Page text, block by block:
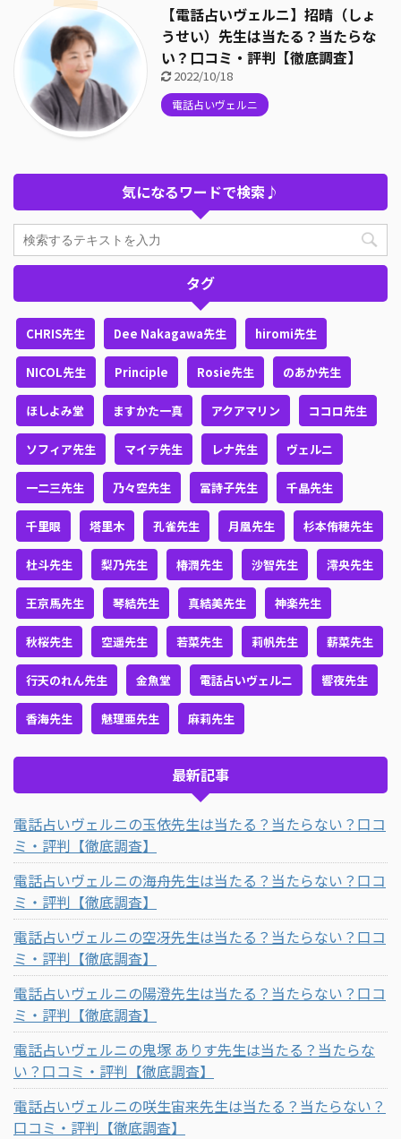
【電話占いヴェルニ】招晴（しょ
うせい）先生は当たる？当たらな
い？口コミ・評判【徹底調査】
2022/10/18
電話占いヴェルニ
気になるワードで検索♪
タグ
CHRIS先生 Dee Nakagawa先生 hiromi先生
NICOL先生 Principle Rosie先生 のあか先生
ほしよみ堂 ますかた一真 アクアマリン ココロ先生
ソフィア先生 マイテ先生 レナ先生 ヴェルニ
一二三先生 乃々空先生 冨詩子先生 千晶先生
千里眼 塔里木 孔雀先生 月凰先生 杉本侑穂先生
杜斗先生 梨乃先生 椿潤先生 沙智先生 澪央先生
王京馬先生 琴結先生 真結美先生 神楽先生
秋桜先生 空遥先生 若菜先生 莉帆先生 薪菜先生
行天のれん先生 金魚堂 電話占いヴェルニ 響夜先生
香海先生 魅理亜先生 麻莉先生
最新記事
電話占いヴェルニの玉依先生は当たる？当たらない？口コ
ミ・評判【徹底調査】
電話占いヴェルニの海舟先生は当たる？当たらない？口コ
ミ・評判【徹底調査】
電話占いヴェルニの空冴先生は当たる？当たらない？口コ
ミ・評判【徹底調査】
電話占いヴェルニの陽澄先生は当たる？当たらない？口コ
ミ・評判【徹底調査】
電話占いヴェルニの鬼塚 ありす先生は当たる？当たらな
い？口コミ・評判【徹底調査】
電話占いヴェルニの咲生宙来先生は当たる？当たらない？
口コミ・評判【徹底調査】